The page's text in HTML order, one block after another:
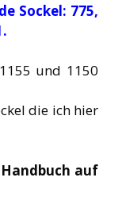
Sockel: 775,
und 1150
die ich hier
auf